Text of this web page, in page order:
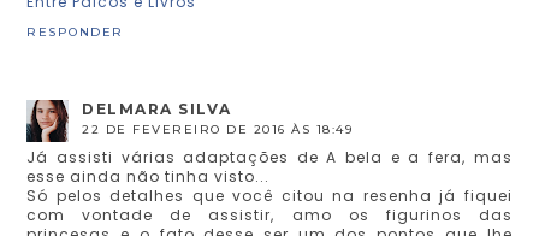
RESPONDER
DELMARA SILVA
22 DE FEVEREIRO DE 2016 ÀS 18:49
Já assisti várias adaptações de A bela e a fera, mas
esse ainda não tinha visto...
Só pelos detalhes que você citou na resenha já fiquei
com vontade de assistir, amo os figurinos das